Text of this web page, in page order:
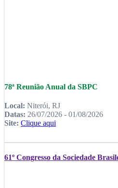
78ª Reunião Anual da SBPC
Local: Niterói, RJ
Datas: 26/07/2026 - 01/08/2026
Site: Clique aqui
61º Congresso da Sociedade